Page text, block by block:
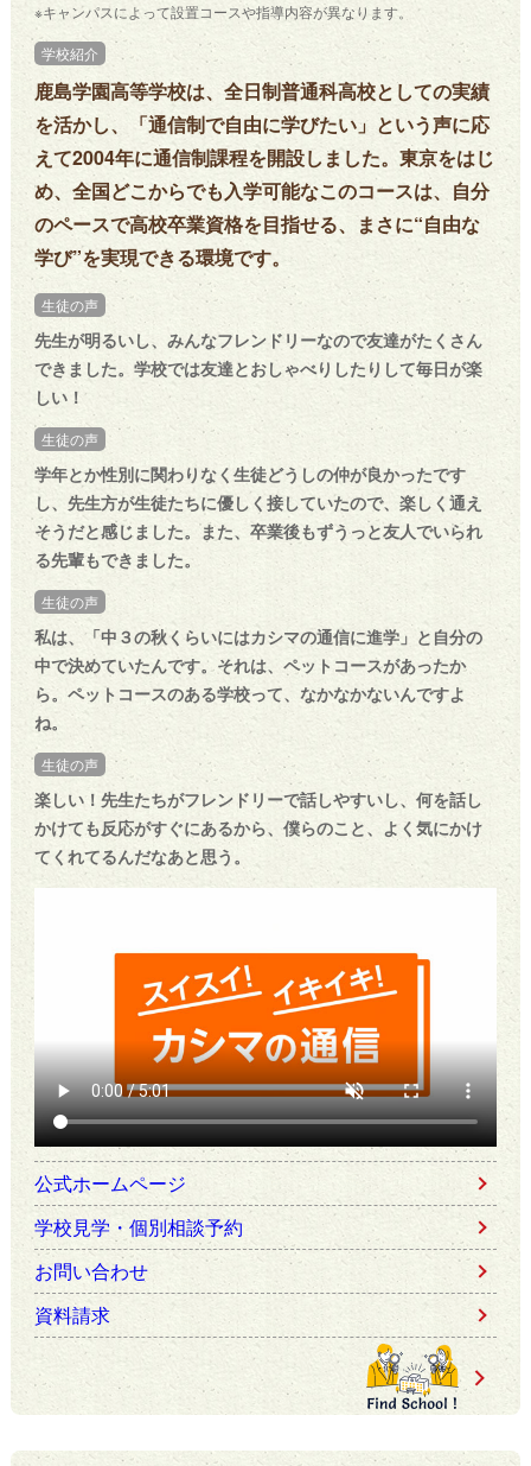
※キャンパスによって設置コースや指導内容が異なります。
学校紹介
鹿島学園高等学校は、全日制普通科高校としての実績
を活かし、「通信制で自由に学びたい」という声に応
えて2004年に通信制課程を開設しました。東京をはじ
め、全国どこからでも入学可能なこのコースは、自分
のペースで高校卒業資格を目指せる、まさに“自由な
学び”を実現できる環境です。
生徒の声
先生が明るいし、みんなフレンドリーなので友達がたくさん
できました。学校では友達とおしゃべりしたりして毎日が楽
しい！
生徒の声
学年とか性別に関わりなく生徒どうしの仲が良かったです
し、先生方が生徒たちに優しく接していたので、楽しく通え
そうだと感じました。また、卒業後もずうっと友人でいられ
る先輩もできました。
生徒の声
私は、「中３の秋くらいにはカシマの通信に進学」と自分の
中で決めていたんです。それは、ペットコースがあったか
ら。ペットコースのある学校って、なかなかないんですよ
ね。
生徒の声
楽しい！先生たちがフレンドリーで話しやすいし、何を話し
かけても反応がすぐにあるから、僕らのこと、よく気にかけ
てくれてるんだなあと思う。
公式ホームページ
学校見学・個別相談予約
お問い合わせ
資料請求